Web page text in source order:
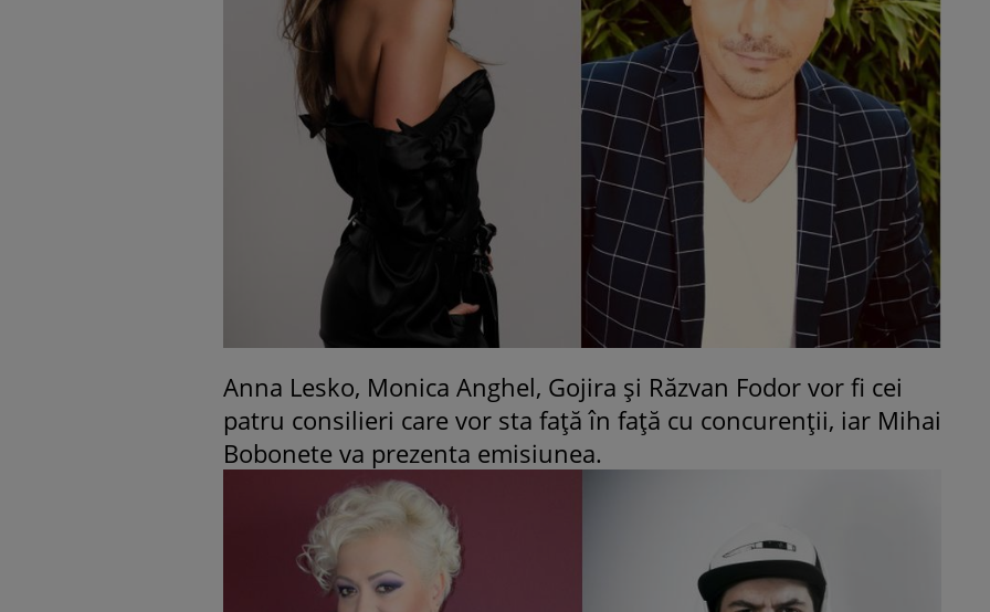
Anna Lesko, Monica Anghel, Gojira și Răzvan Fodor vor fi cei
patru consilieri care vor sta față în față cu concurenții, iar Mihai
Bobonete va prezenta emisiunea.